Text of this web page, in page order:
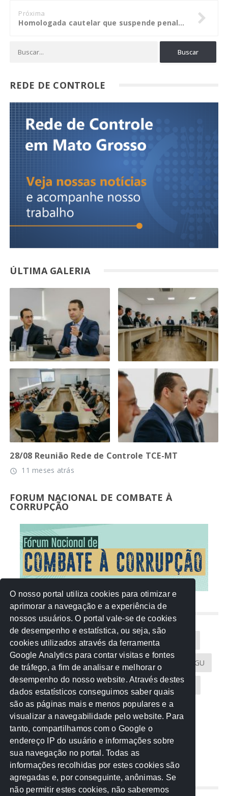
Próxima
Homologada cautelar que suspende penalidade a ex-gestores de Araguaiana
REDE DE CONTROLE
ÚLTIMA GALERIA
28/08 Reunião Rede de Controle TCE-MT
access_time 11 meses atrás
FORUM NACIONAL DE COMBATE À
CORRUPÇÃO
NUVEM DE TAGS
Acontece na Rede AGU AMM
Atricon Audicom CAU-MT CGU
CREA-MT Eventos MPC-MT MPE-MT
MPF Notícias PF PGE-MT PGR
Receita Federal Sem categoria
TCE-MT TCU TRE
REDE NOS ESTADOS
O nosso portal utiliza cookies para otimizar e
aprimorar a navegação e a experiência de
nossos usuários. O portal vale-se de cookies
de desempenho e estatística, ou seja, são
cookies utilizados através da ferramenta
Google Analytics para contar visitas e fontes
de tráfego, a fim de analisar e melhorar o
desempenho do nosso website. Através destes
dados estatísticos conseguimos saber quais
são as páginas mais e menos populares e a
visualizar a navegabilidade pelo website. Para
tanto, compartilhamos com o Google o
endereço IP do usuário e informações sobre
sua navegação no portal. Todas as
informações recolhidas por estes cookies são
agregadas e, por conseguinte, anônimas. Se
não permitir estes cookies, não saberemos